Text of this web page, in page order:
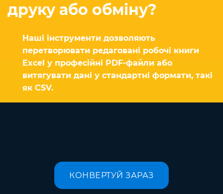
друку або обміну?
Наші інструменти дозволяють
перетворювати редаговані робочі книги
Excel у професійні PDF-файли або
витягувати дані у стандартні формати, такі
як CSV.
КОНВЕРТУЙ ЗАРАЗ